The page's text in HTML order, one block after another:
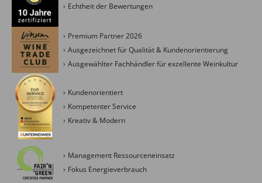
Echtheit der Bewertungen
Premium Partner 2026
Ausgezeichnet für Qualität & Kundenorientierung
Ausgewählter Fachhändler für exzellente Weinkultur
Kundenorientiert
Kompetenter Service
Kreativ & Modern
Management Ressourceneinsatz
Fokus Energieverbrauch